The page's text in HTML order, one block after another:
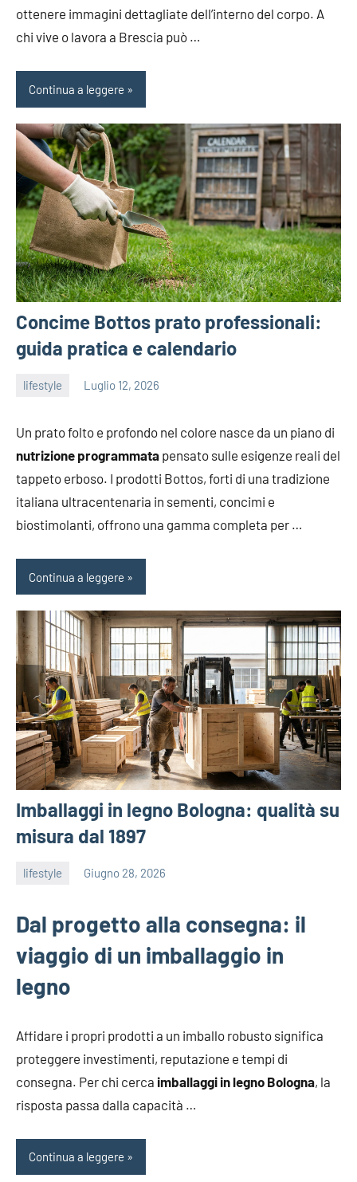
ottenere immagini dettagliate dell’interno del corpo. A
chi vive o lavora a Brescia può …
Continua a leggere
Concime Bottos prato professionali:
guida pratica e calendario
lifestyle Luglio 12, 2026
Un prato folto e profondo nel colore nasce da un piano di
nutrizione programmata pensato sulle esigenze reali del
tappeto erboso. I prodotti Bottos, forti di una tradizione
italiana ultracentenaria in sementi, concimi e
biostimolanti, offrono una gamma completa per …
Continua a leggere
Imballaggi in legno Bologna: qualità su
misura dal 1897
lifestyle Giugno 28, 2026
Dal progetto alla consegna: il
viaggio di un imballaggio in
legno
Affidare i propri prodotti a un imballo robusto significa
proteggere investimenti, reputazione e tempi di
consegna. Per chi cerca imballaggi in legno Bologna, la
risposta passa dalla capacità …
Continua a leggere